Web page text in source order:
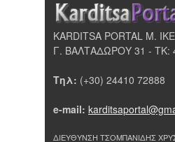
KARDITSA PORTAL Μ. ΙΚΕ
Γ. ΒΑΛΤΑΔΩΡΟΥ 31 - ΤΚ:
Τηλ: (+30) 24410 72888
e-mail:
ΔΙΕΥΘΥΝΣΗ ΤΣΟΜΠΑΝΙΔΗΣ